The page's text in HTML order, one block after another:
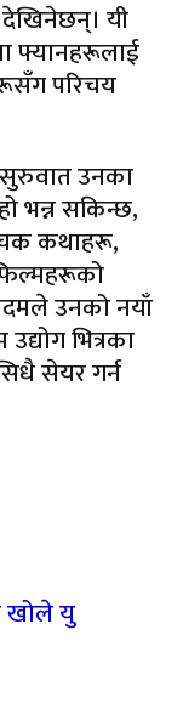
यी
फ्यानहरूलाई
परिचय
उनका
भन्न सकिन्छ,
कथाहरू,
उनको नयाँ
भित्रका
सेयर गर्न
खोले यु